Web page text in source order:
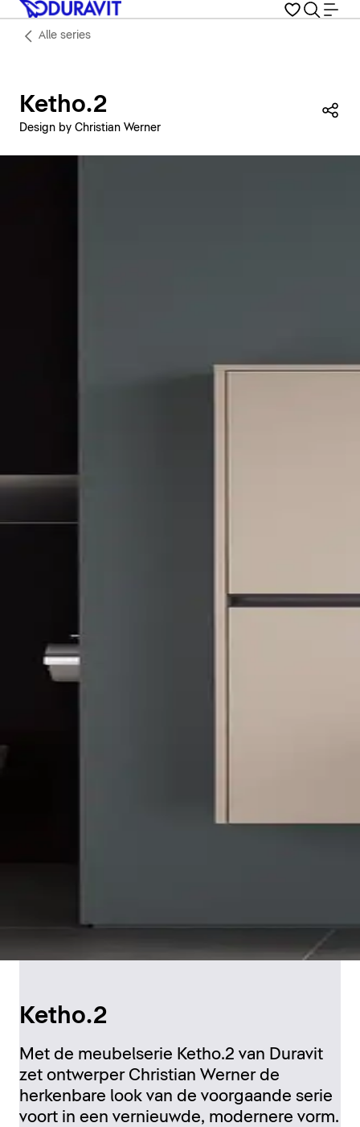
Alle series
Ketho.2
Design by Christian Werner
Ketho.2
Met de meubelserie Ketho.2 van Duravit
zet ontwerper Christian Werner de
herkenbare look van de voorgaande serie
voort in een vernieuwde, modernere vorm.